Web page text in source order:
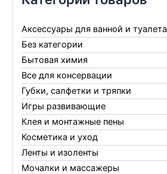
Аксессуары для ванной и туалета
Без категории
Бытовая химия
Все для консервации
Губки, салфетки и тряпки
Игры развивающие
Клея и монтажные пены
Косметика и уход
Ленты и изоленты
Мочалки и массажеры